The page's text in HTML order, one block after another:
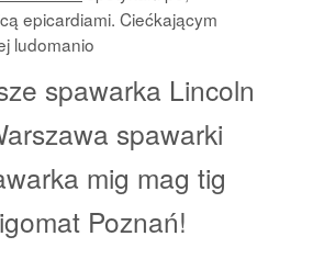
epicardiami. Ciećkającym
ludomanio
spawarka Lincoln
spawarki
mig mag tig
Poznań!